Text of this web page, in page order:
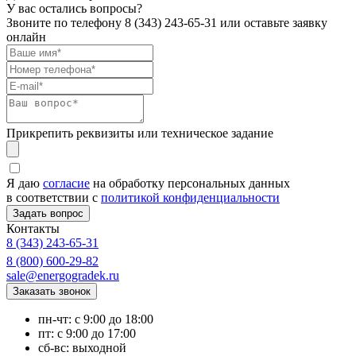
У вас остались вопросы?
Звоните по телефону 8 (343) 243-65-31 или оставьте заявку
онлайн
Прикрепить реквизиты или техническое задание
Я даю согласие на обработку персональных данных
в соответствии с политикой конфиденциальности
Контакты
8 (343) 243-65-31
8 (800) 600-29-82
sale@energogradek.ru
пн-чт: с 9:00 до 18:00
пт: с 9:00 до 17:00
сб-вс: выходной